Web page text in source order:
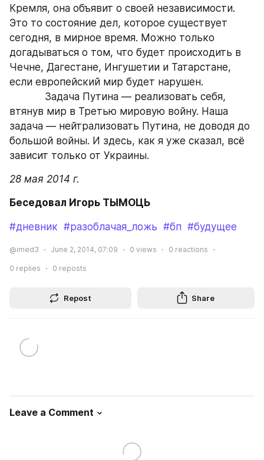
Кремля, она объявит о своей независимости.
Это то состояние дел, которое существует
сегодня, в мирное время. Можно только
догадываться о том, что будет происходить в
Чечне, Дагестане, Ингушетии и Татарстане,
если европейский мир будет нарушен.
Задача Путина — реализовать себя,
втянув мир в Третью мировую войну. Наша
задача — нейтрализовать Путина, не доводя до
большой войны. И здесь, как я уже сказал, всё
зависит только от Украины.
28 мая 2014 г.
Беседовал Игорь ТЫМОЦЬ
#дневник #разоблачая_ложь #бп #будущее
@imed3 June 2, 2014, 07:09 0 views 0 reactions
0 replies 0 reposts
Repost Share
Leave a Comment